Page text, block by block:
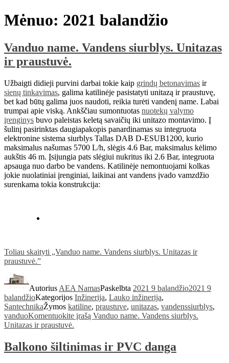
Mėnuo: 2021 balandžio
Vanduo name. Vandens siurblys. Unitazas
ir praustuvė.
Užbaigti didieji purvini darbai tokie kaip grindų betonavimas ir
sienų tinkavimas, galima katilinėje pasistatyti unitazą ir praustuvę,
bet kad būtų galima juos naudoti, reikia turėti vandenį name. Labai
trumpai apie viską. Ankščiau sumontuotas nuotekų valymo
įrenginys buvo paleistas keletą savaičių iki unitazo montavimo. Į
šulinį pasirinktas daugiapakopis panardinamas su integruota
elektronine sistema siurblys Tallas DAB D-ESUB1200, kurio
maksimalus našumas 5700 L/h, slėgis 4.6 Bar, maksimalus kėlimo
aukštis 46 m. Įsijungia pats slėgiui nukritus iki 2.6 Bar, integruota
apsauga nuo darbo be vandens. Katilinėje nemontuojami kolkas
jokie nuolatiniai įrenginiai, laikinai ant vandens įvado vamzdžio
surenkama tokia konstrukcija:
Toliau skaityti „Vanduo name. Vandens siurblys. Unitazas ir
praustuvė.”
Autorius AEA NamasPaskelbta 2021 9 balandžio2021 9
balandžioKategorijos Inžinerija, Lauko inžinerija,
SantechnikaŽymos katiline, praustuve, unitazas, vandenssiurblys,
vanduoKomentuokite įrašą Vanduo name. Vandens siurblys.
Unitazas ir praustuvė.
Balkono šiltinimas ir PVC danga